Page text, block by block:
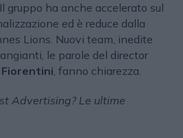
gruppo ha anche accelerato sul
ed è reduce dalla
Lions. Nuovi team, inedite
le parole del director
, fanno chiarezza.
Advertising? Le ultime